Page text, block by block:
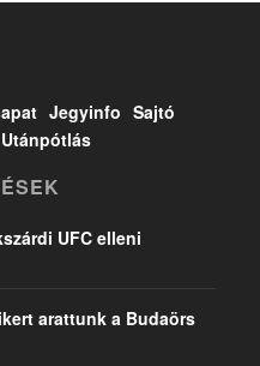
Jegyinfo Sajtó
Utánpótlás
UFC elleni
arattunk a Budaörs